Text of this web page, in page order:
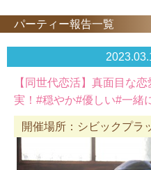
パーティー報告一覧
【同世代恋活】真面目な
実！#穏やか#優しい#一緒
開催場所：シビックプ